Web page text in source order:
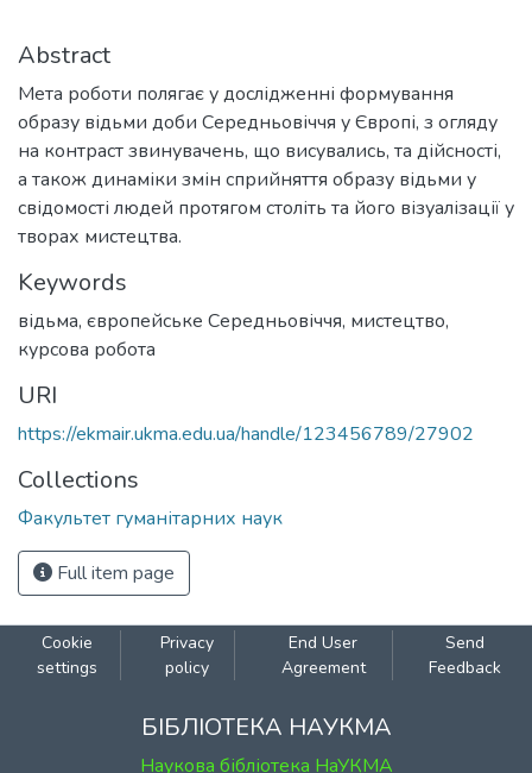
Abstract
Мета роботи полягає у дослідженні формування
образу відьми доби Середньовіччя у Європі, з огляду
на контраст звинувачень, що висувались, та дійсності,
а також динаміки змін сприйняття образу відьми у
свідомості людей протягом століть та його візуалізації у
творах мистецтва.
Keywords
відьма, європейське Середньовіччя, мистецтво,
курсова робота
URI
https://ekmair.ukma.edu.ua/handle/123456789/27902
Collections
Факультет гуманітарних наук
Full item page
Cookie
settings
Privacy
policy
End User
Agreement
Send
Feedback
БІБЛІОТЕКА НАУКМА
Наукова бібліотека НаУКМА